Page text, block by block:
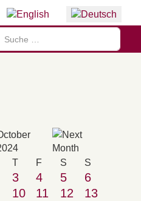
Sprache auswählen
T F S S
3 4 5
6
10 11 12
13